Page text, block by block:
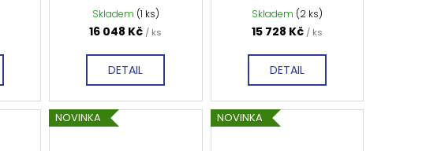
Skladem (1 ks)
16 048 Kč / ks
DETAIL
Skladem (2 ks)
15 728 Kč / ks
DETAIL
NOVINKA NOVINKA